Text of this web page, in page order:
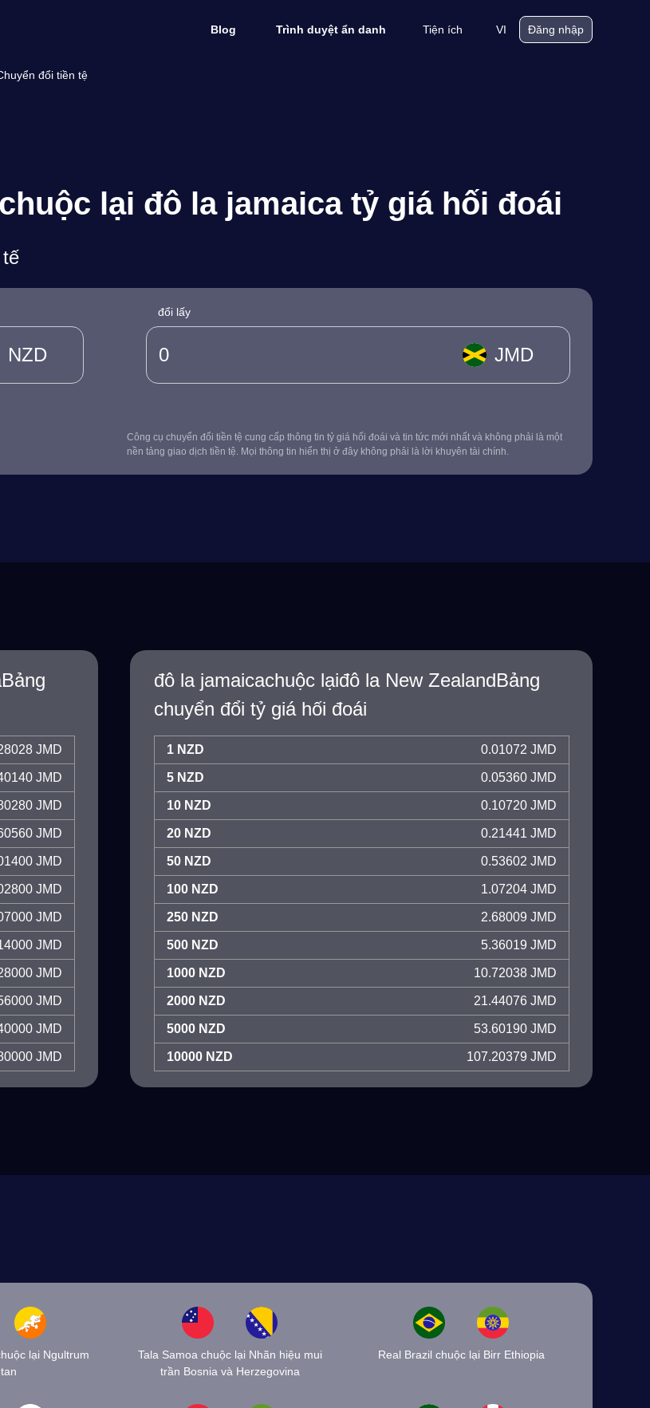
Blog Trình duyệt ẩn danh Tiện ích VI Đăng nhập
đổi tiền tệ
lại đô la jamaica tỷ giá hối đoái
NZD
đổi lấy
JMD
Công cụ chuyển đổi tiền tệ cung cấp thông tin tỷ giá hối đoái và tin tức mới nhất và không phải là một
nền tảng giao dịch tiền tệ. Mọi thông tin hiển thị ở đây không phải là lời khuyên tài chính.
JMD
JMD
JMD
JMD
JMD
JMD
JMD
JMD
JMD
JMD
JMD
JMD
đô la jamaicachuộc lạiđô la New ZealandBảng
chuyển đổi tỷ giá hối đoái
1 NZD 0.01072 JMD
5 NZD 0.05360 JMD
10 NZD 0.10720 JMD
20 NZD 0.21441 JMD
50 NZD 0.53602 JMD
100 NZD 1.07204 JMD
250 NZD 2.68009 JMD
500 NZD 5.36019 JMD
1000 NZD 10.72038 JMD
2000 NZD 21.44076 JMD
5000 NZD 53.60190 JMD
10000 NZD 107.20379 JMD
lại Ngultrum
Tala Samoa chuộc lại Nhãn hiệu mui
trần Bosnia và Herzegovina
Real Brazil chuộc lại Birr Ethiopia